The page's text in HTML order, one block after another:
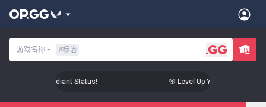
游戏名称 + #标语
Your Aim to Radiant Status! 🎯 Level Up Your Aim to